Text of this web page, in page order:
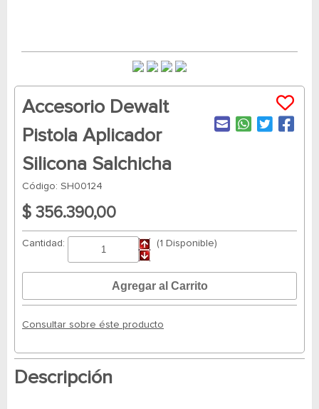
Accesorio Dewalt
Pistola Aplicador
Silicona Salchicha
Código: SH00124
$ 356.390,00
Cantidad: (1 Disponible)
Consultar sobre éste producto
Descripción